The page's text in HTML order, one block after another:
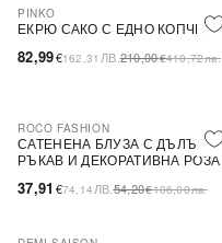
-60%
PINKO
ЕКРЮ САКО С ЕДНО КОПЧЕ
82,99€162,31 ЛВ.210,00€410,72лв.
-30%
ROCO FASHION
САТЕНЕНА БЛУЗА С ДЪЛЪГ
РЪКАВ И ДЕКОРАТИВНА РОЗА
37,91 €74,14 ЛВ.54,20€106,00лв.